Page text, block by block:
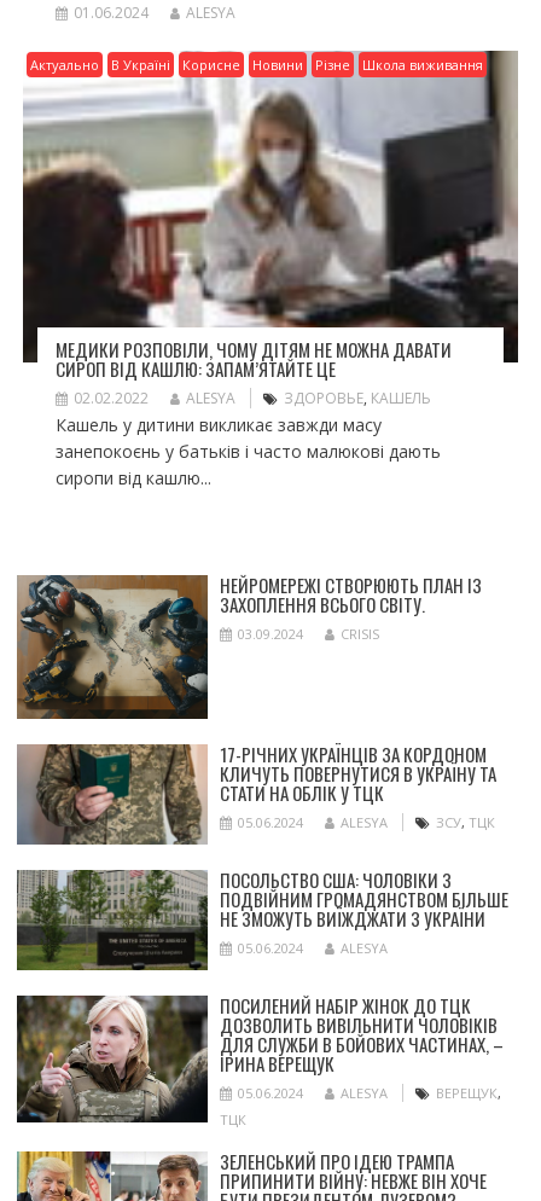
01.06.2024 ALESYA
Актуально В Україні Корисне Новини Різне Школа виживання
МЕДИКИ РОЗПОВІЛИ, ЧОМУ ДІТЯМ НЕ МОЖНА ДАВАТИ
СИРОП ВІД КАШЛЮ: ЗАПАМ’ЯТАЙТЕ ЦЕ
02.02.2022 ALESYA ЗДОРОВЬЕ, КАШЕЛЬ
Кашель у дитини викликає завжди масу
занепокоєнь у батьків і часто малюкові дають
сиропи від кашлю...
НЕЙРОМЕРЕЖІ СТВОРЮЮТЬ ПЛАН ІЗ
ЗАХОПЛЕННЯ ВСЬОГО СВІТУ.
03.09.2024 CRISIS
17-РІЧНИХ УКРАЇНЦІВ ЗА КОРДОНОМ
КЛИЧУТЬ ПОВЕРНУТИСЯ В УКРАЇНУ ТА
СТАТИ НА ОБЛІК У ТЦК
05.06.2024 ALESYA ЗСУ, ТЦК
ПОСОЛЬСТВО США: ЧОЛОВІКИ З
ПОДВІЙНИМ ГРОМАДЯНСТВОМ БІЛЬШЕ
НЕ ЗМОЖУТЬ ВИЇЖДЖАТИ З УКРАЇНИ
05.06.2024 ALESYA
ПОСИЛЕНИЙ НАБІР ЖІНОК ДО ТЦК
ДОЗВОЛИТЬ ВИВІЛЬНИТИ ЧОЛОВІКІВ
ДЛЯ СЛУЖБИ В БОЙОВИХ ЧАСТИНАХ, –
ІРИНА ВЕРЕЩУК
05.06.2024 ALESYA ВЕРЕЩУК,
ТЦК
ЗЕЛЕНСЬКИЙ ПРО ІДЕЮ ТРАМПА
ПРИПИНИТИ ВІЙНУ: НЕВЖЕ ВІН ХОЧЕ